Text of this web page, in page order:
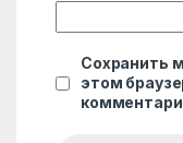
Сохранить
этом